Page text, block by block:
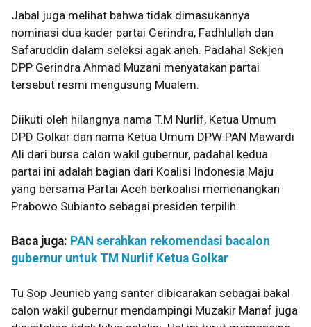
Jabal juga melihat bahwa tidak dimasukannya
nominasi dua kader partai Gerindra, Fadhlullah dan
Safaruddin dalam seleksi agak aneh. Padahal Sekjen
DPP Gerindra Ahmad Muzani menyatakan partai
tersebut resmi mengusung Mualem.
Diikuti oleh hilangnya nama T.M Nurlif, Ketua Umum
DPD Golkar dan nama Ketua Umum DPW PAN Mawardi
Ali dari bursa calon wakil gubernur, padahal kedua
partai ini adalah bagian dari Koalisi Indonesia Maju
yang bersama Partai Aceh berkoalisi memenangkan
Prabowo Subianto sebagai presiden terpilih.
Baca juga: PAN serahkan rekomendasi bacalon
gubernur untuk TM Nurlif Ketua Golkar
Tu Sop Jeunieb yang santer dibicarakan sebagai bakal
calon wakil gubernur mendampingi Muzakir Manaf juga